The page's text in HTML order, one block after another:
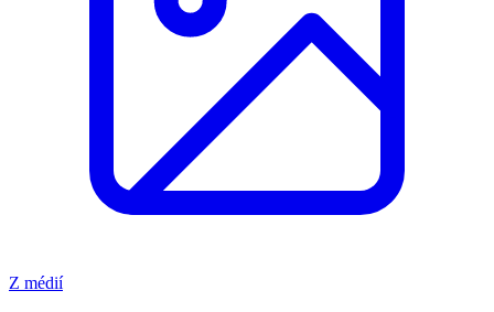
Z médií